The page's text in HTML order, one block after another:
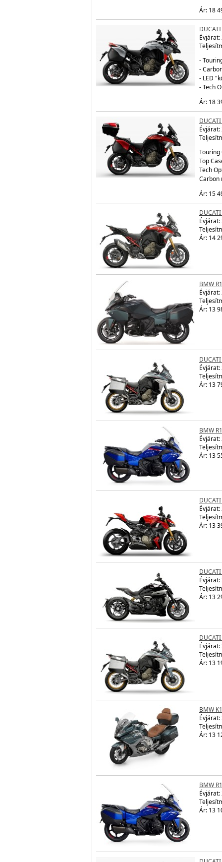
Ár: 18
Évjárat:
-
-
- LED
- Tech
Ár: 18
Évjárat:
Touring
Top
Tech
Carbon
Ár: 15
Évjárat:
Ár: 14
BMW
Évjárat:
Ár: 13
Évjárat:
Ár: 13
BMW
Évjárat:
Ár: 13
DUCATI
Évjárat:
Ár: 13
Évjárat:
Ár: 13
Évjárat:
Ár: 13
BMW
Évjárat:
Ár: 13
BMW
Évjárat:
Ár: 13